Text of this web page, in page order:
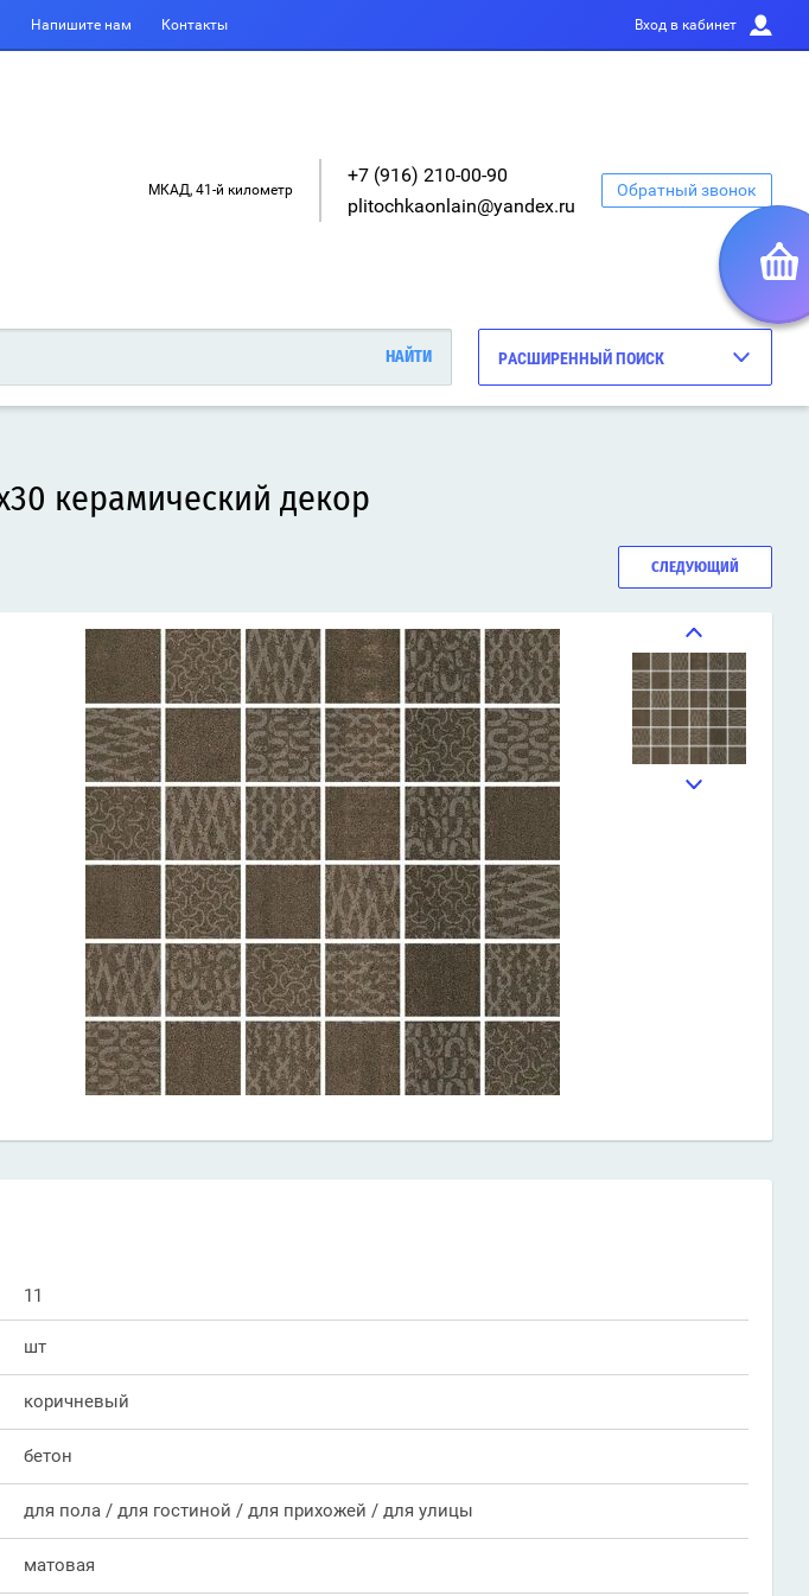
Напишите нам Контакты Вход в кабинет
МКАД, 41-й километр
+7 (916) 210-00-90
plitochkaonlain@yandex.ru
Обратный звонок
РАСШИРЕННЫЙ ПОИСК
керамический декор
СЛЕДУЮЩИЙ
11
шт
коричневый
бетон
для пола / для гостиной / для прихожей / для улицы
матовая